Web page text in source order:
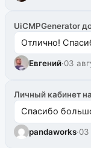
UiCMPGenerator
Отлично!
Евгений·03
Личный кабинет
Спасибо
pandaworks·03